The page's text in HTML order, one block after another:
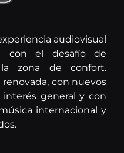
audiovisual
con el desafío de
zona de confort.
con nuevos
general y con
internacional y